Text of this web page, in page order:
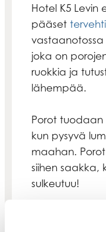
Hotel K5 Levin
pääset
vastaanotossa
joka on
ruokkia ja
lähempää.
Porot tuodaan
kun pysyvä
maahan.
siihen saakka,
sulkeutuu!